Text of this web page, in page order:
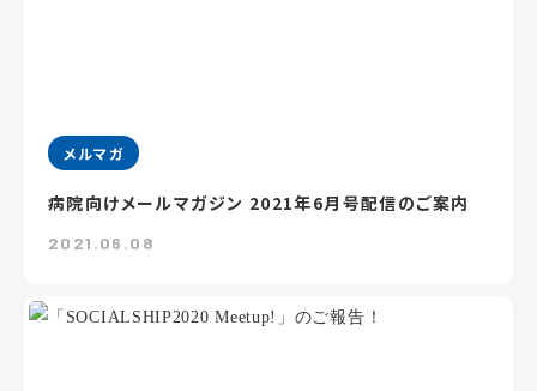
メルマガ
病院向けメールマガジン 2021年6月号配信のご案内
2021.06.08